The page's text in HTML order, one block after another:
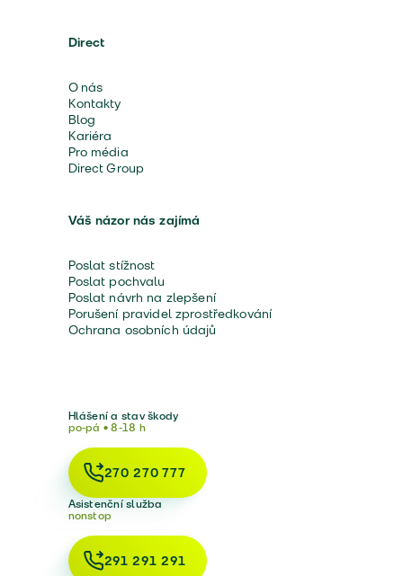
Direct
O nás
Kontakty
Blog
Kariéra
Pro média
Direct Group
Váš názor nás zajímá
Poslat stížnost
Poslat pochvalu
Poslat návrh na zlepšení
Porušení pravidel zprostředkování
Ochrana osobních údajů
Hlášení a stav škody
po-pá • 8-18 h
270 270 777
Asistenční služba
nonstop
291 291 291